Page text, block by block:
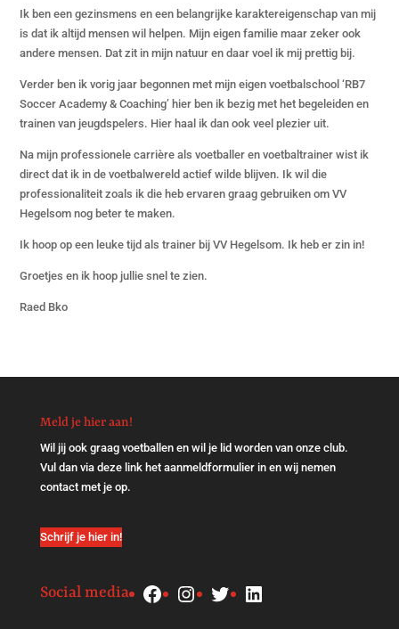
Ik ben een gezinsmens en een belangrijke karaktereigenschap van mij
is dat ik altijd mensen wil helpen. Mijn eigen familie maar zeker ook
andere mensen. Dat zit in mijn natuur en daar voel ik mij prettig bij.
Verder ben ik vorig jaar begonnen met mijn eigen voetbalschool ‘RB7
Soccer Academy & Coaching’ hier ben ik bezig met het begeleiden en
trainen van jeugdspelers. Hier haal ik dan ook veel plezier uit.
Na mijn professionele carrière als voetballer en voetbaltrainer wist ik
direct dat ik in de voetbalwereld actief wilde blijven. Ik wil die
professionaliteit zoals ik die heb ervaren graag gebruiken om VV
Hegelsom nog beter te maken.
Ik hoop op een leuke tijd als trainer bij VV Hegelsom. Ik heb er zin in!
Groetjes en ik hoop jullie snel te zien.
Raed Bko
Meld je hier aan!
Wil jij ook graag voetballen en wil je lid worden van onze club.
Vul dan via deze linkhet aanmeldformulier in en wij nemen
contact met je op.
Schrijf je hier in!
Social media Facebook
Instagram
TwitterLinkedIn